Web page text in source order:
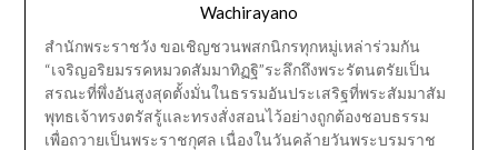
Wachirayano
สำนักพระราชวัง ขอเชิญชวนพสกนิกรทุกหมู่เหล่าร่วมกัน
“เจริญอริยมรรคหมวดสัมมาทิฏฐิ”ระลึกถึงพระรัตนตรัยเป็น
สรณะที่พึ่งอันสูงสุดตั้งมั่นในธรรมอันประเสริฐที่พระสัมมาสัม
พุทธเจ้าทรงตรัสรู้และทรงสั่งสอนไว้อย่างถูกต้องชอบธรรม
เพื่อถวายเป็นพระราชกุศล เนื่องในวันคล้ายวันพระบรมราช